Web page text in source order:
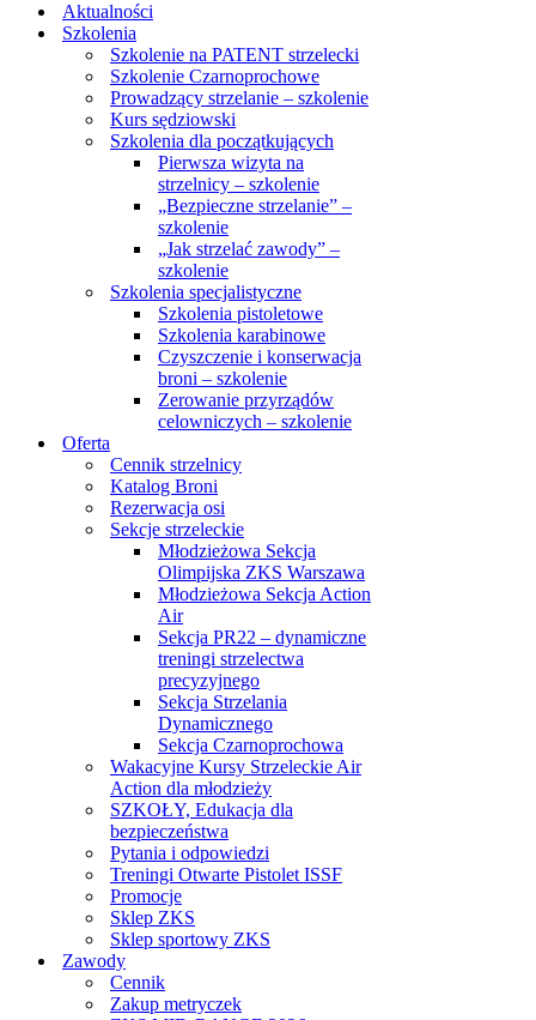
Aktualności
Szkolenia
Szkolenie na PATENT strzelecki
Szkolenie Czarnoprochowe
Prowadzący strzelanie – szkolenie
Kurs sędziowski
Szkolenia dla początkujących
Pierwsza wizyta na
strzelnicy – szkolenie
„Bezpieczne strzelanie” –
szkolenie
„Jak strzelać zawody” –
szkolenie
Szkolenia specjalistyczne
Szkolenia pistoletowe
Szkolenia karabinowe
Czyszczenie i konserwacja
broni – szkolenie
Zerowanie przyrządów
celowniczych – szkolenie
Oferta
Cennik strzelnicy
Katalog Broni
Rezerwacja osi
Sekcje strzeleckie
Młodzieżowa Sekcja
Olimpijska ZKS Warszawa
Młodzieżowa Sekcja Action
Air
Sekcja PR22 – dynamiczne
treningi strzelectwa
precyzyjnego
Sekcja Strzelania
Dynamicznego
Sekcja Czarnoprochowa
Wakacyjne Kursy Strzeleckie Air
Action dla młodzieży
SZKOŁY, Edukacja dla
bezpieczeństwa
Pytania i odpowiedzi
Treningi Otwarte Pistolet ISSF
Promocje
Sklep ZKS
Sklep sportowy ZKS
Zawody
Cennik
Zakup metryczek